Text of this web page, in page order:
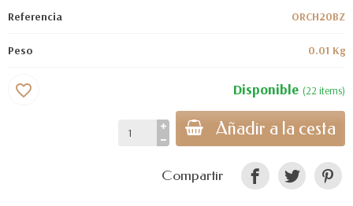
Referencia ORCH20BZ
Peso 0.01 Kg
Disponible (22 items)
Añadir a la cesta
favorite_border
Compartir